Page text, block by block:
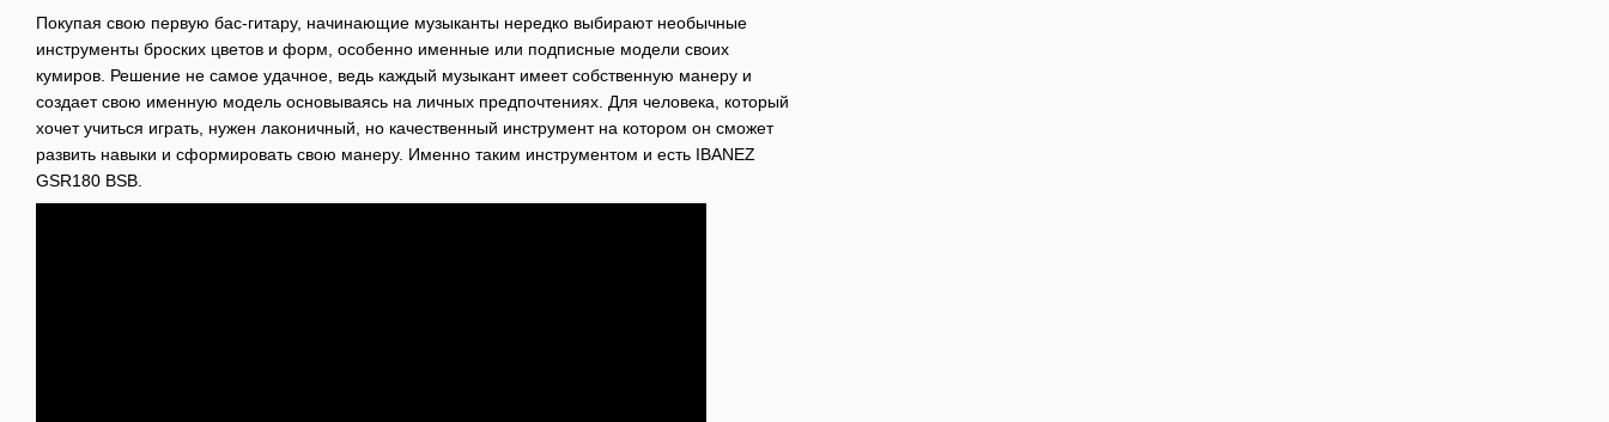
Покупая свою первую бас-гитару, начинающие музыканты нередко выбирают необычные
инструменты броских цветов и форм, особенно именные или подписные модели своих
кумиров. Решение не самое удачное, ведь каждый музыкант имеет собственную манеру и
создает свою именную модель основываясь на личных предпочтениях. Для человека, который
хочет учиться играть, нужен лаконичный, но качественный инструмент на котором он сможет
развить навыки и сформировать свою манеру. Именно таким инструментом и есть IBANEZ
GSR180 BSB.